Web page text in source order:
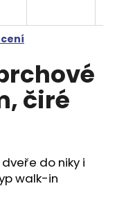
čiré
do niky i
walk-in